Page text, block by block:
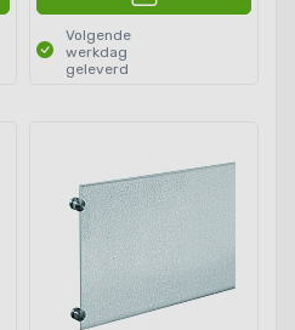
Volgende
werkdag
geleverd